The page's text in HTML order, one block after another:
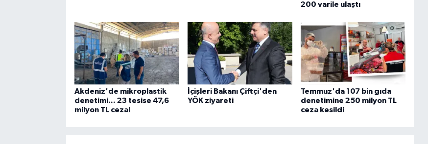
200 varile ulaştı
Akdeniz'de mikroplastik
denetimi... 23 tesise 47,6
milyon TL ceza!
İçişleri Bakanı Çiftçi'den
YÖK ziyareti
Temmuz'da 107 bin gıda
denetimine 250 milyon TL
ceza kesildi